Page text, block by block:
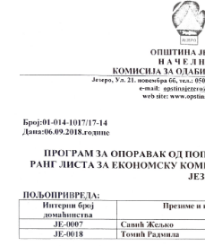
Замјеник начелника
Извјештај о раду